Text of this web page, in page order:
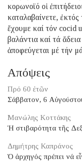
κορωνοϊό οἱ
καταλαβαίνετε,
ἔχουμε καί τόν cocid
βαλάντια καί τά
ἀποφεύγεται μέ τήν
Απόψεις
Πρό 60 ἐτῶν
Σάββατον, 6
Μανώλης Κοττάκης
Ἡ στιβαρότητα τῆς
Δημήτρης Καπράνος
Ὁ ἀρχηγός πρέπει νά